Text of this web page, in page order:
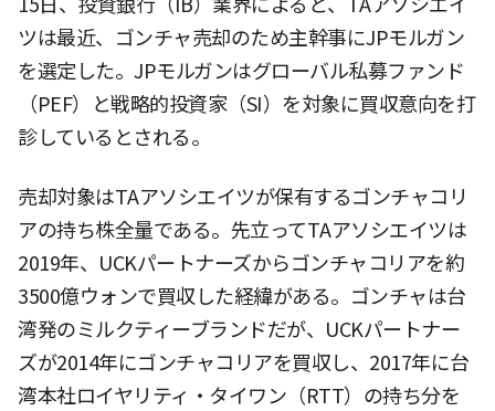
15日、投資銀行（IB）業界によると、TAアソシエイ
ツは最近、ゴンチャ売却のため主幹事にJPモルガン
を選定した。JPモルガンはグローバル私募ファンド
（PEF）と戦略的投資家（SI）を対象に買収意向を打
診しているとされる。
売却対象はTAアソシエイツが保有するゴンチャコリ
アの持ち株全量である。先立ってTAアソシエイツは
2019年、UCKパートナーズからゴンチャコリアを約
3500億ウォンで買収した経緯がある。ゴンチャは台
湾発のミルクティーブランドだが、UCKパートナー
ズが2014年にゴンチャコリアを買収し、2017年に台
湾本社ロイヤリティ・タイワン（RTT）の持ち分を